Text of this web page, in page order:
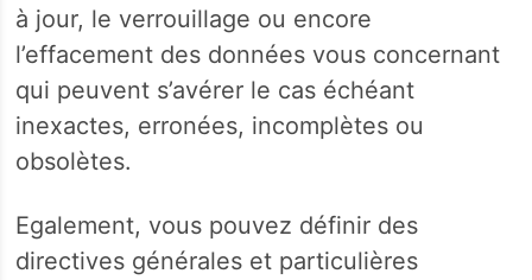
à jour, le verrouillage ou encore
l’effacement des données vous concernant
qui peuvent s’avérer le cas échéant
inexactes, erronées, incomplètes ou
obsolètes.
Egalement, vous pouvez définir des
directives générales et particulières